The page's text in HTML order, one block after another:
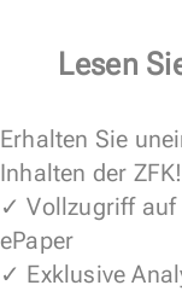
Lesen
Erhalten Sie
Inhalten der ZFK!
✓ Vollzugriff auf
ePaper
✓ Exklusive